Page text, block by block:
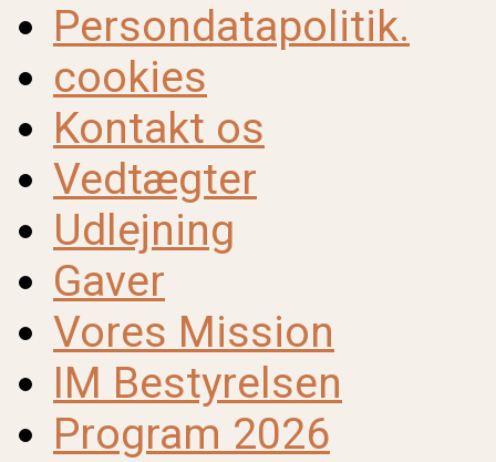
Persondatapolitik.
cookies
Kontakt os
Vedtægter
Udlejning
Gaver
Vores Mission
IM Bestyrelsen
Program 2026